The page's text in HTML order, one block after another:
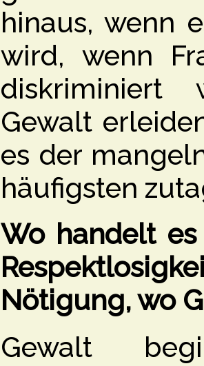
hinaus, wenn
wird, wenn
diskriminiert
Gewalt
es der
häufigsten
Wo handelt
Nötigung, wo
Gewalt